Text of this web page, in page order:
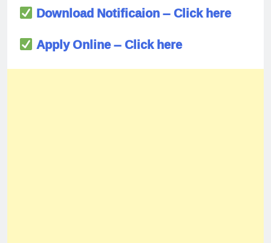
Download Notificaion – Click here
Apply Online – Click here